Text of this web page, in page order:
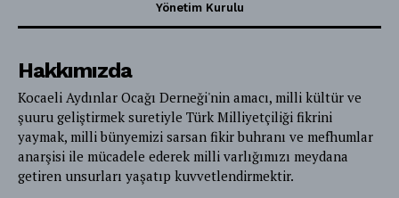
Yönetim Kurulu
Hakkımızda
Kocaeli Aydınlar Ocağı Derneği'nin amacı, milli kültür ve
şuuru geliştirmek suretiyle Türk Milliyetçiliği fikrini
yaymak, milli bünyemizi sarsan fikir buhranı ve mefhumlar
anarşisi ile mücadele ederek milli varlığımızı meydana
getiren unsurları yaşatıp kuvvetlendirmektir.